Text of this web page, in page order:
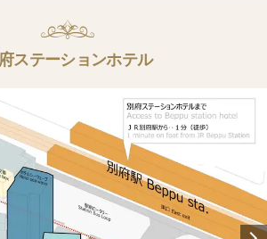
ステーションホテル